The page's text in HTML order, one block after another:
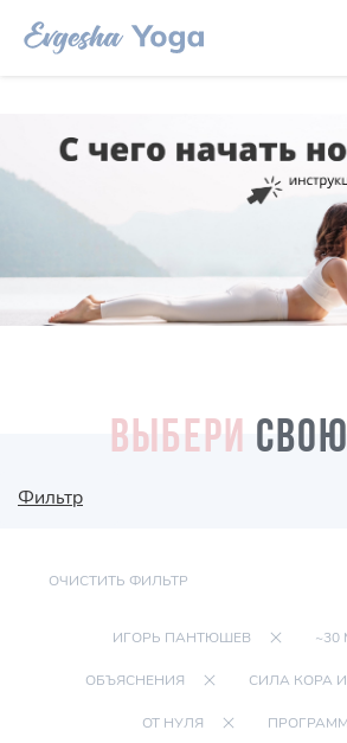
ВЫБЕРИ
Фильтр
ОЧИСТИТЬ ФИЛЬТР
ИГОРЬ ПАНТЮШЕВ
ОБЪЯСНЕНИЯ СИЛА КОРА
ОТ НУЛЯ